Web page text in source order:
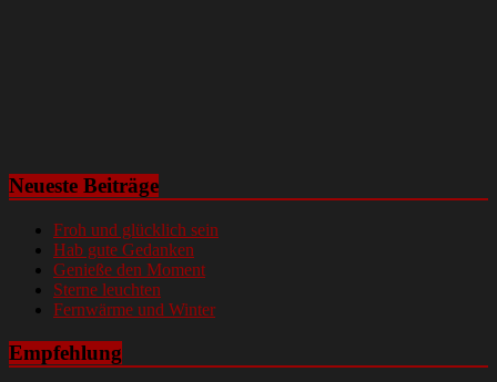
Neueste Beiträge
Froh und glücklich sein
Hab gute Gedanken
Genieße den Moment
Sterne leuchten
Fernwärme und Winter
Empfehlung